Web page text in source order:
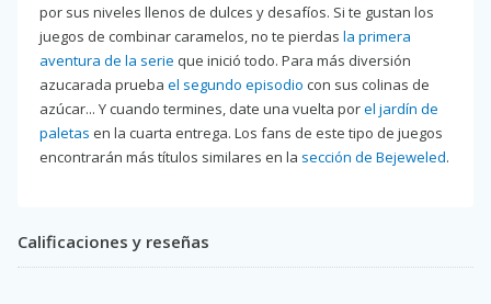
por sus niveles llenos de dulces y desafíos. Si te gustan los
juegos de combinar caramelos, no te pierdas la primera
aventura de la serie que inició todo. Para más diversión
azucarada prueba el segundo episodio con sus colinas de
azúcar... Y cuando termines, date una vuelta porel jardín de
paletas en la cuarta entrega. Los fans de este tipo de juegos
encontrarán más títulos similares en la sección de Bejeweled.
Calificaciones y reseñas